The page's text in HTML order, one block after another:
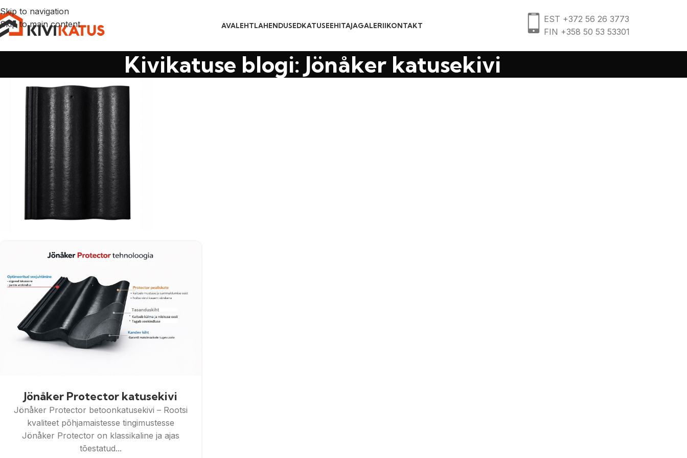
Skip to navigation
Skip to main content
AVALEHTLAHENDUSEDKATUSEEHITAJAGALERIIKONTAKT
EST +372 56 26 3773
FIN +358 50 53 53301
Kivikatuse blogi: Jönåker katusekivi
Jönåker Protector katusekivi
Jönåker Protector betoonkatusekivi – Rootsi
kvaliteet põhjamaistesse tingimustesse
Jönåker Protector on klassikaline ja ajas
tõestatud...